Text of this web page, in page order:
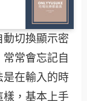
切換顯示密
常會忘記自
是在輸入的時
，基本上手